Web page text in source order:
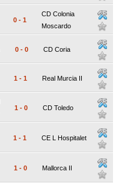
0 - 1
CD Colonia
Moscardo
0 - 0 CD Coria
1 - 1 Real Murcia II
1 - 0 CD Toledo
1 - 1 CE L Hospitalet
1 - 0 Mallorca II